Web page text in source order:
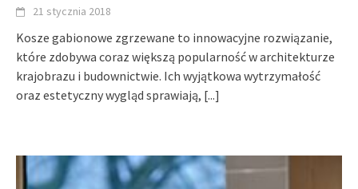
21 stycznia 2018
Kosze gabionowe zgrzewane to innowacyjne rozwiązanie,
które zdobywa coraz większą popularność w architekturze
krajobrazu i budownictwie. Ich wyjątkowa wytrzymałość
oraz estetyczny wygląd sprawiają, [...]